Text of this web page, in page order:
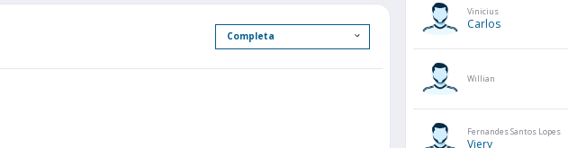
Vinicius
Carlos
Willian
Fernandes Santos Lopes
Viery